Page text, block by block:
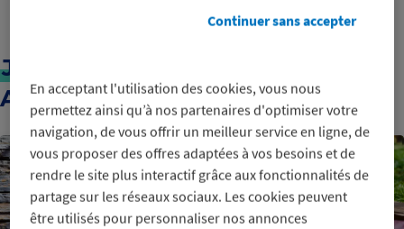
JARDIN & BRICOLAGE
Aménager, jardiner, recevoir
En acceptant l'utilisation des cookies, vous nous
permettez ainsi qu’à nos partenaires d'optimiser votre
navigation, de vous offrir un meilleur service en ligne, de
vous proposer des offres adaptées à vos besoins et de
rendre le site plus interactif grâce aux fonctionnalités de
partage sur les réseaux sociaux. Les cookies peuvent
être utilisés pour personnaliser nos annonces
Continuer sans accepter